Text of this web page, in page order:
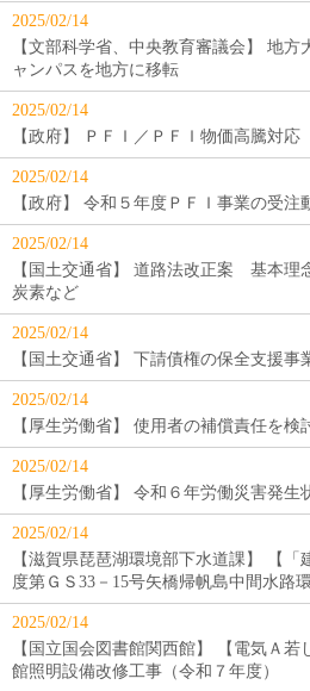
2025/02/14
【文部科学省、中央教育審議会】 地
ャンパスを地方に移転
2025/02/14
【政府】 ＰＦＩ／ＰＦＩ物価高騰対
2025/02/14
【政府】 令和５年度ＰＦＩ事業の受
2025/02/14
【国土交通省】 道路法改正案 基本
炭素など
2025/02/14
【国土交通省】 下請債権の保全支援
2025/02/14
【厚生労働省】 使用者の補償責任を
2025/02/14
【厚生労働省】 令和６年労働災害発
2025/02/14
【滋賀県琵琶湖環境部下水道課】 【
度第ＧＳ33－15号矢橋帰帆島中間水路
2025/02/14
【国立国会図書館関西館】 【電気Ａ
館照明設備改修工事（令和７年度）